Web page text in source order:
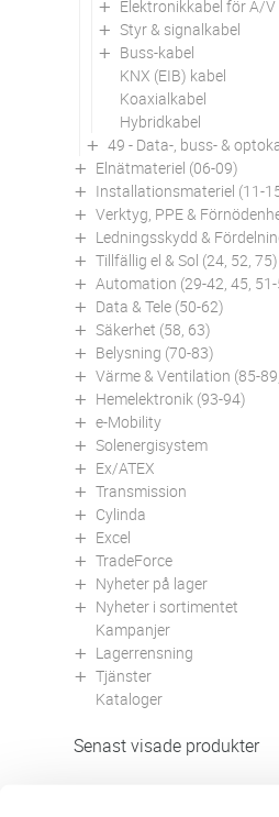
Elektronikkabel för A/
Styr & signalkabel
Buss-kabel
KNX (EIB) kabel
Koaxialkabel
Hybridkabel
49 - Data-, buss- &
Elnätmateriel (06-09)
Installationsmateriel (11-
Verktyg, PPE &
Ledningsskydd &
Tillfällig el & Sol (24, 52, 75)
Automation (29-42, 45,
Data & Tele (50-62)
Säkerhet (58, 63)
Belysning (70-83)
Värme & Ventilation (85-
Hemelektronik (93-94)
e-Mobility
Solenergisystem
Ex/ATEX
Transmission
Cylinda
Excel
TradeForce
Nyheter på lager
Nyheter i sortimentet
Kampanjer
Lagerrensning
Tjänster
Kataloger
Senast visade produkter